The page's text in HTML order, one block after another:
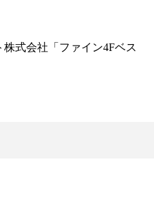
式会社「ファイン4Fベス